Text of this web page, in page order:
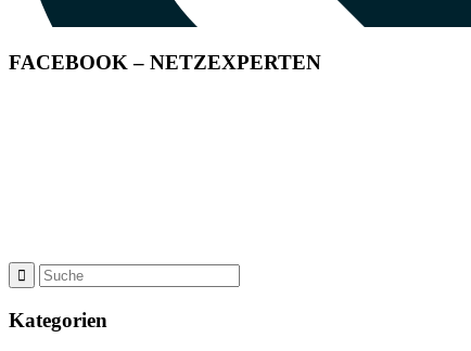
FACEBOOK – NETZEXPERTEN
Kategorien